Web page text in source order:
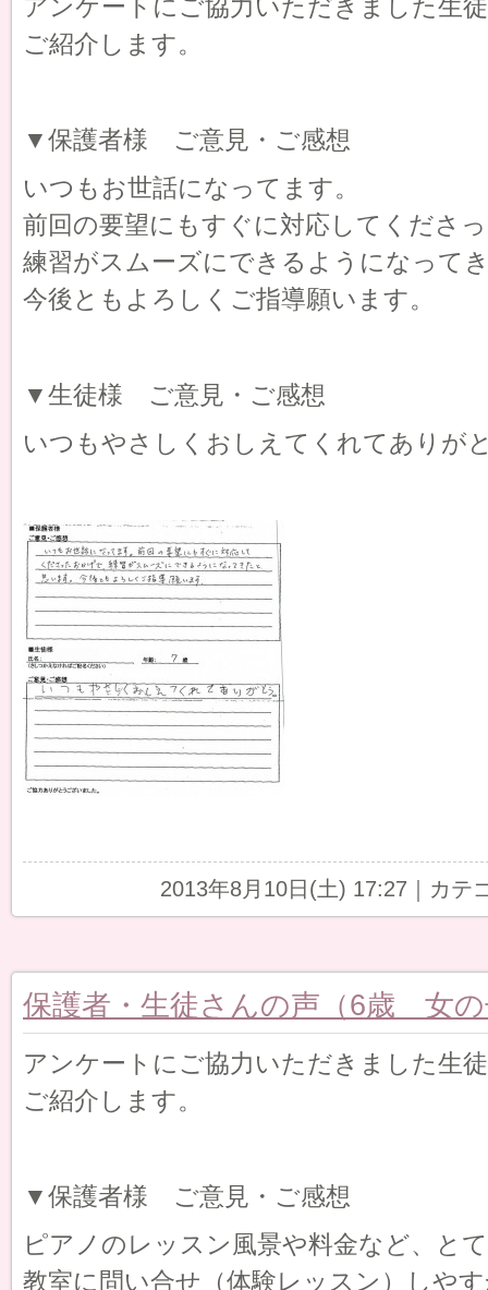
アンケートにご協力いただきました生
ご紹介します。
▼保護者様 ご意見・ご感想
いつもお世話になってます。
前回の要望にもすぐに対応してくださ
練習がスムーズにできるようになって
今後ともよろしくご指導願います。
▼生徒様 ご意見・ご感想
いつもやさしくおしえてくれてありが
2013年8月10日(土) 17:27｜カテ
保護者・生徒さんの声（6歳 女
アンケートにご協力いただきました生
ご紹介します。
▼保護者様 ご意見・ご感想
ピアノのレッスン風景や料金など、と
教室に問い合せ（体験レッスン）しや